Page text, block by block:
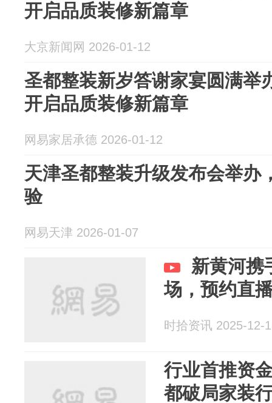
开启品质装修新篇章
大京新闻网 2026-01-12
圣都整装新岁答谢家宴圆满举
开启品质装修新篇章
网易家居承德 2026-01-12
天津圣都整装升级发布会举办
验
网易天津 2026-01-07
新黄河携
场，预约直
时拾资讯 2025-12-
行业首推资
都破局家装